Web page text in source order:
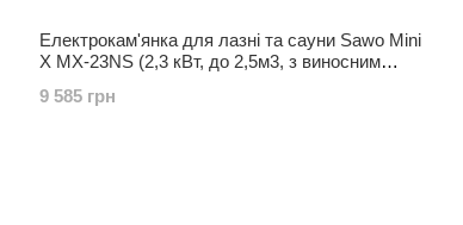
Електрокам'янка для лазні та сауни Sawo Mini
X MX-23NS (2,3 кВт, до 2,5м3, з виносним
9 585 грн